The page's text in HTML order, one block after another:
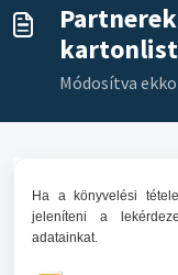
Módosítva
Ha a könyvelési
jeleníteni a
adatainkat.